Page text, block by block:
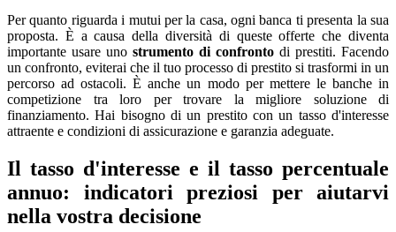
Per quanto riguarda i mutui per la casa, ogni banca ti presenta la sua
proposta. È a causa della diversità di queste offerte che diventa
importante usare uno strumento di confronto di prestiti. Facendo
un confronto, eviterai che il tuo processo di prestito si trasformi in un
percorso ad ostacoli. È anche un modo per mettere le banche in
competizione tra loro per trovare la migliore soluzione di
finanziamento. Hai bisogno di un prestito con un tasso d'interesse
attraente e condizioni di assicurazione e garanzia adeguate.
Il tasso d'interesse e il tasso percentuale
annuo: indicatori preziosi per aiutarvi
nella vostra decisione